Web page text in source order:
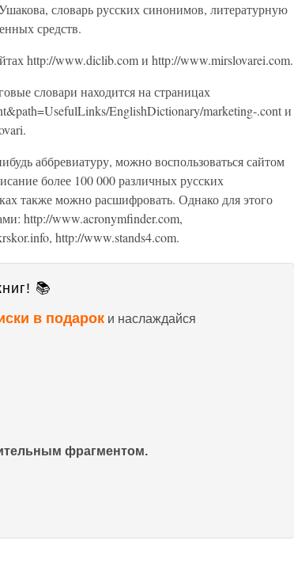
словарь русских синонимов, литературную
средств.
http://www.diclib.com и http://www.mirslovarei.com.
словари находится на страницах
EnglishDictionary/marketing-.cont и
аббревиатуру, можно воспользоваться сайтом
более 100 000 различных русских
также можно расшифровать. Однако для этого
http://www.acronymfinder.com,
http://www.stands4.com.
📚
в подарок и наслаждайся
фрагментом.